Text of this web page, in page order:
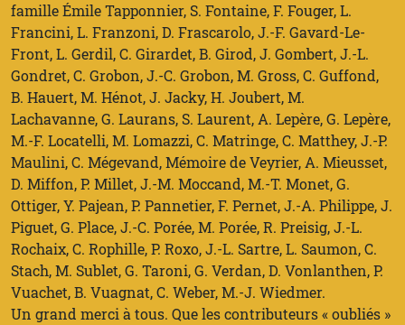
famille Émile Tapponnier, S. Fontaine, F. Fouger, L.
Francini, L. Franzoni, D. Frascarolo, J.-F. Gavard-Le-
Front, L. Gerdil, C. Girardet, B. Girod, J. Gombert, J.-L.
Gondret, C. Grobon, J.-C. Grobon, M. Gross, C. Guffond,
B. Hauert, M. Hénot, J. Jacky, H. Joubert, M.
Lachavanne, G. Laurans, S. Laurent, A. Lepère, G. Lepère,
M.-F. Locatelli, M. Lomazzi, C. Matringe, C. Matthey, J.-P.
Maulini, C. Mégevand, Mémoire de Veyrier, A. Mieusset,
D. Miffon, P. Millet, J.-M. Moccand, M.-T. Monet, G.
Ottiger, Y. Pajean, P. Pannetier, F. Pernet, J.-A. Philippe, J.
Piguet, G. Place, J.-C. Porée, M. Porée, R. Preisig, J.-L.
Rochaix, C. Rophille, P. Roxo, J.-L. Sartre, L. Saumon, C.
Stach, M. Sublet, G. Taroni, G. Verdan, D. Vonlanthen, P.
Vuachet, B. Vuagnat, C. Weber, M.-J. Wiedmer.
Un grand merci à tous. Que les contributeurs « oubliés »